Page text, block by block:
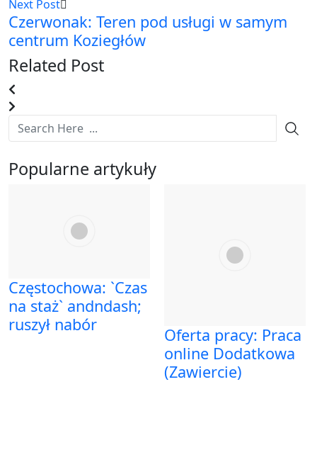
Next Post
Czerwonak: Teren pod usługi w samym
centrum Koziegłów
Related Post
Popularne artykuły
Częstochowa: `Czas
na staż` andndash;
ruszył nabór
Oferta pracy: Praca
online Dodatkowa
(Zawiercie)